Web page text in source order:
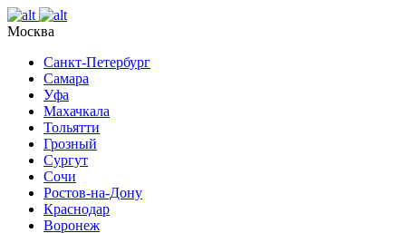
Москва
Санкт-Петербург
Самара
Уфа
Махачкала
Тольятти
Грозный
Сургут
Сочи
Ростов-на-Дону
Краснодар
Воронеж